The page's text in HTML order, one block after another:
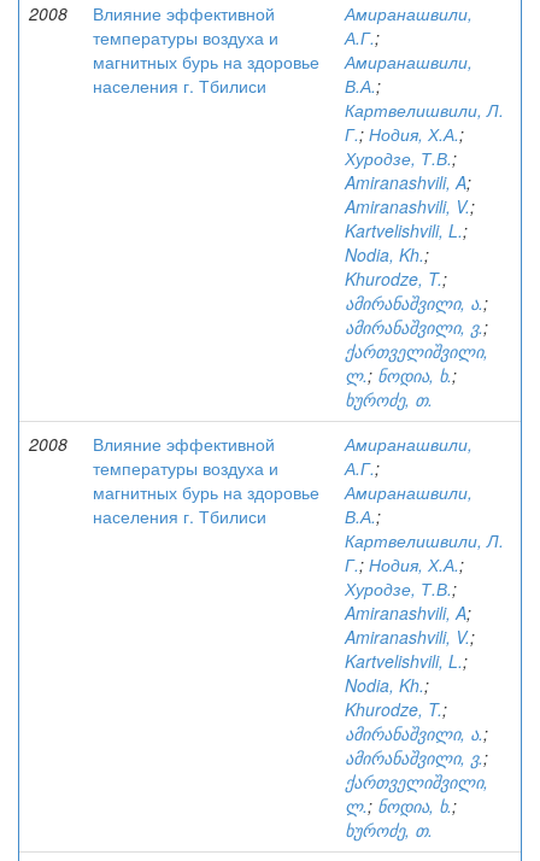
2008
Влияние эффективной
температуры воздуха и
магнитных бурь на здоровье
населения г. Тбилиси
Амиранашвили,
А.Г.;
Амиранашвили,
В.А.;
Картвелишвили, Л.
Г.; Нодия, Х.А.;
Хуродзе, Т.В.;
Amiranashvili, A;
Amiranashvili, V.;
Kartvelishvili, L.;
Nodia, Kh.;
Khurodze, T.;
ამირანაშვილი, ა.;
ამირანაშვილი, ვ.;
ქართველიშვილი,
ლ.; ნოდია, ხ.;
ხუროძე, თ.
2008
Влияние эффективной
температуры воздуха и
магнитных бурь на здоровье
населения г. Тбилиси
Амиранашвили,
А.Г.;
Амиранашвили,
В.А.;
Картвелишвили, Л.
Г.; Нодия, Х.А.;
Хуродзе, Т.В.;
Amiranashvili, A;
Amiranashvili, V.;
Kartvelishvili, L.;
Nodia, Kh.;
Khurodze, T.;
ამირანაშვილი, ა.;
ამირანაშვილი, ვ.;
ქართველიშვილი,
ლ.; ნოდია, ხ.;
ხუროძე, თ.